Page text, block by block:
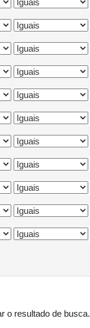
o resultado de busca.